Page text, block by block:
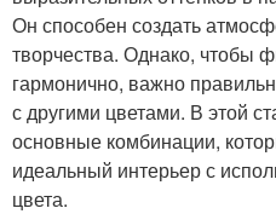
Он способен создать
творчества. Однако, чтобы
гармонично, важно
с другими цветами. В этой
основные комбинации,
идеальный интерьер с
цвета.